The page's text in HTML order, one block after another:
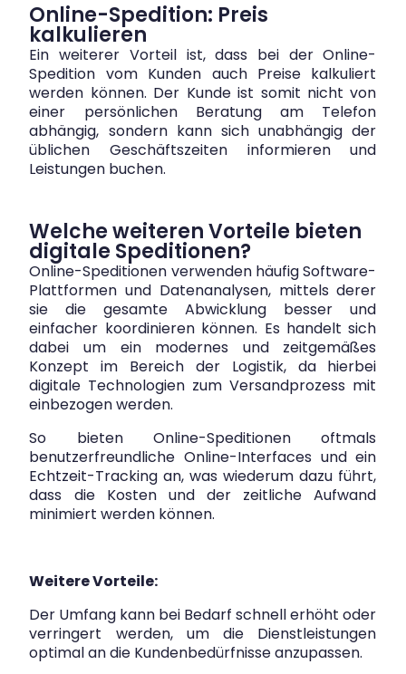
Online-Spedition: Preis
kalkulieren
Ein weiterer Vorteil ist, dass bei der Online-
Spedition vom Kunden auch Preise kalkuliert
werden können. Der Kunde ist somit nicht von
einer persönlichen Beratung am Telefon
abhängig, sondern kann sich unabhängig der
üblichen Geschäftszeiten informieren und
Leistungen buchen.
Welche weiteren Vorteile bieten
digitale Speditionen?
Online-Speditionen verwenden häufig Software-
Plattformen und Datenanalysen, mittels derer
sie die gesamte Abwicklung besser und
einfacher koordinieren können. Es handelt sich
dabei um ein modernes und zeitgemäßes
Konzept im Bereich der Logistik, da hierbei
digitale Technologien zum Versandprozess mit
einbezogen werden.
So bieten Online-Speditionen oftmals
benutzerfreundliche Online-Interfaces und ein
Echtzeit-Tracking an, was wiederum dazu führt,
dass die Kosten und der zeitliche Aufwand
minimiert werden können.
Weitere Vorteile:
Der Umfang kann bei Bedarf schnell erhöht oder
verringert werden, um die Dienstleistungen
optimal an die Kundenbedürfnisse anzupassen.